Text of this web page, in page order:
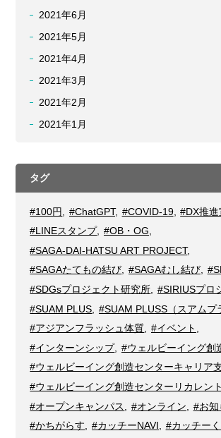
2021年6月
2021年5月
2021年4月
2021年3月
2021年2月
2021年1月
タグ
#100円 #ChatGPT, #COVID-19, #DX推進
#LINEスタンプ, #OB・OG
#SAGA-DAI-HATSU ART PROJECT,
#SAGAたてもの結び, #SAGAむし結び,
#SDGsプロジェクト研究所
#SIRIUSプロ
#SUAM PLUS
#SUAM PLUSS（スアムプ
#アジアンフラッシュ体質
#イベント
#インターンシップ, #ウェルビーイング創
#ウェルビーイング創造センターキャリア
#ウェルビーイング創造センターリカレン
#オープンキャンパス
#オンライン #お知
#かちがらす
#カッチーNAVI #カッチー